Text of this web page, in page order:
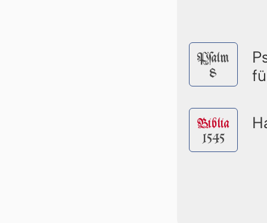
Pſalm
8
Biblia
1545